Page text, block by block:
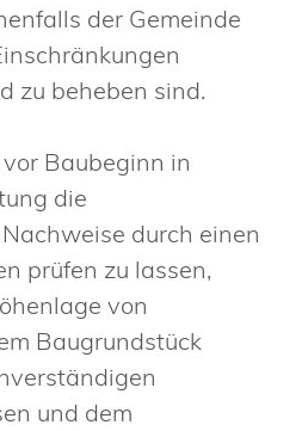
der Gemeinde
zu beheben sind.
Baubeginn in
die
durch einen
prüfen zu lassen,
von
Baugrundstück
und dem